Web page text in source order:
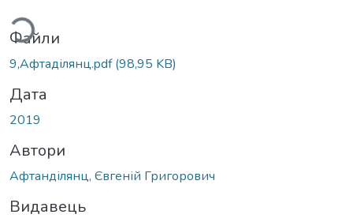
Файли
9,Афтаділянц.pdf(98,95 KB)
Дата
2019
Автори
Афтанділянц, Євгеній Григорович
Видавець